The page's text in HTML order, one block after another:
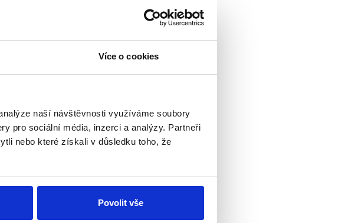
Více o cookies
naší návštěvnosti využíváme soubory
pro sociální média, inzerci a analýzy. Partneři
nebo které získali v důsledku toho, že
Povolit vše
celkem 14 projektů v celkové
firem a univerzit. Výrok Martina
Černochová na konci ledna
o nákupu nových stíhaček pro
o F-35 tím ale neskončila.